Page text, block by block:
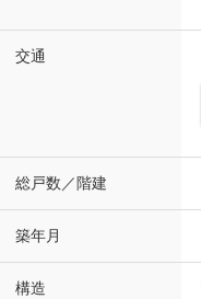
交通
総戸数／階建
築年月
構造